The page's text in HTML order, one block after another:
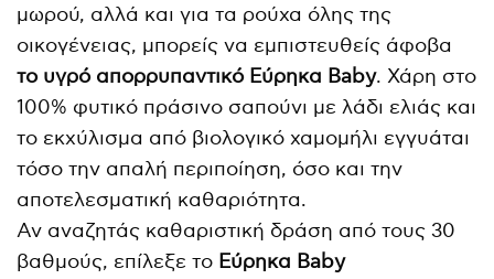
μωρού, αλλά και για τα ρούχα όλης της
οικογένειας, μπορείς να εμπιστευθείς άφοβα
το υγρό απορρυπαντικό Εύρηκα Baby. Χάρη στο
100% φυτικό πράσινο σαπούνι με λάδι ελιάς και
το εκχύλισμα από βιολογικό χαμομήλι εγγυάται
τόσο την απαλή περιποίηση, όσο και την
αποτελεσματική καθαριότητα.
Αν αναζητάς καθαριστική δράση από τους 30
βαθμούς, επίλεξε το Εύρηκα Baby